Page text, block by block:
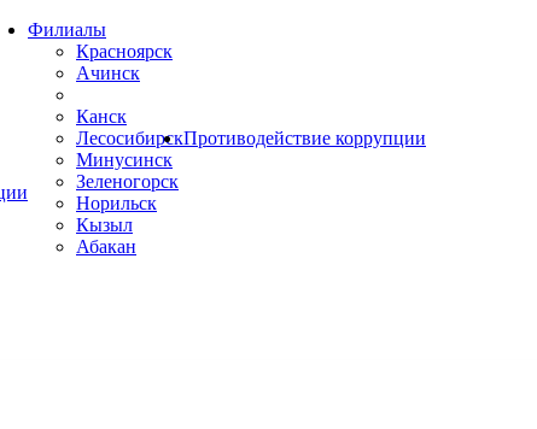
Филиалы
Красноярск
Ачинск
Канск
Лесосибирск
Минусинск
Зеленогорск
Норильск
Кызыл
Абакан
Противодействие коррупции